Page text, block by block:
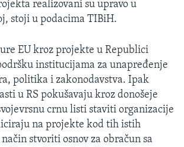
realizovani su upravo u
stoji u podacima TIBiH.
EU kroz projekte u Republici
institucijama za unapređenje
politika i zakonodavstva. Ipak
u RS pokušavaju kroz donošeje
crnu listi staviti organizacije
na projekte kod tih istih
stvoriti osnov za obračun sa